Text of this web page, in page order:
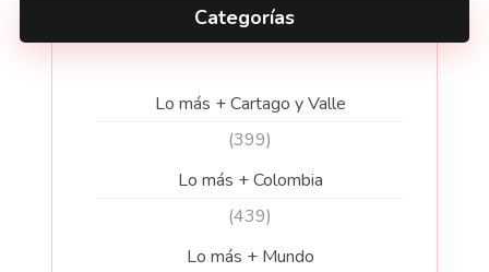
Categorías
Lo más + Cartago y Valle
(399)
Lo más + Colombia
(439)
Lo más + Mundo